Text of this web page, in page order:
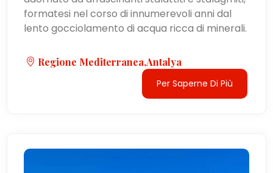
formatesi nel corso di innumerevoli anni dal
lento gocciolamento di acqua ricca di minerali.
Regione Mediterranea,Antalya
Per Saperne Di Più